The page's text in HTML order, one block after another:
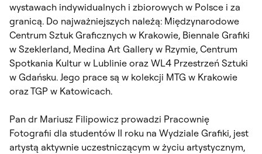
wystawach indywidualnych i zbiorowych w Polsce i za
granicą. Do najważniejszych należą: Międzynarodowe
Centrum Sztuk Graficznych w Krakowie, Biennale Grafiki
w Szeklerland, Medina Art Gallery w Rzymie, Centrum
Spotkania Kultur w Lublinie oraz WL4 Przestrzeń Sztuki
w Gdańsku. Jego prace są w kolekcji MTG w Krakowie
oraz TGP w Katowicach.
Pan dr Mariusz Filipowicz prowadzi Pracownię
Fotografii dla studentów II roku na Wydziale Grafiki, jest
artystą aktywnie uczestniczącym w życiu artystycznym,